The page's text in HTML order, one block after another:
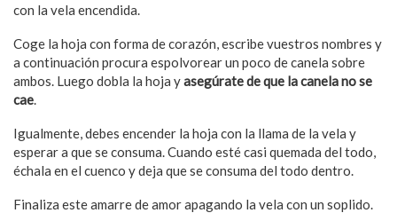
con la vela encendida.
Coge la hoja con forma de corazón, escribe vuestros nombres y
a continuación procura espolvorear un poco de canela sobre
ambos. Luego dobla la hoja yasegúrate de que la canela no se
cae.
Igualmente, debes encender la hoja con la llama de la vela y
esperar a que se consuma. Cuando esté casi quemada del todo,
échala en el cuenco y deja que se consuma del todo dentro.
Finaliza este amarre de amor apagando la vela con un soplido.